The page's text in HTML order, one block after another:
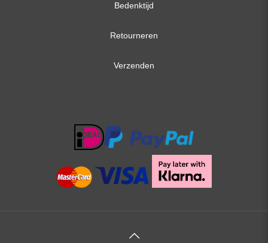
Bedenktijd
Retourneren
Verzenden